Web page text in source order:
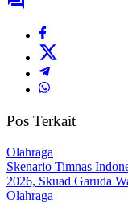
Pos Terkait
Olahraga
Skenario Timnas
2026, Skuad Garuda
Olahraga